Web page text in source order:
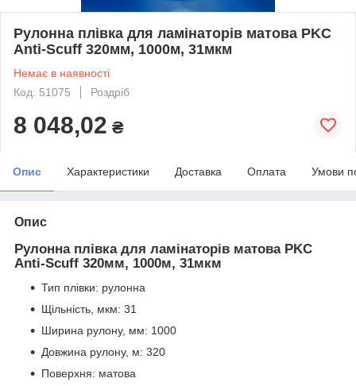
Рулонна плівка для ламінаторів матова PKC
Anti-Scuff 320мм, 1000м, 31мкм
Немає в наявності
Код: 51075
Роздріб
8 048,02 ₴
Опис Характеристики Доставка Оплата Умови
Опис
Рулонна плівка для ламінаторів матова PKC
Anti-Scuff 320мм, 1000м, 31мкм
Тип плівки: рулонна
Щільність, мкм: 31
Ширина рулону, мм: 1000
Довжина рулону, м: 320
Поверхня: матова